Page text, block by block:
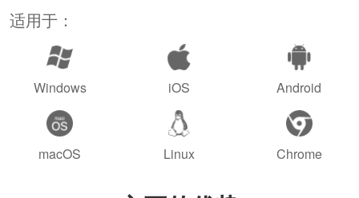
适用于：
Windows iOS Android
macOS Linux Chrome